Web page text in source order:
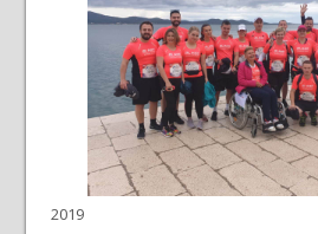
2019